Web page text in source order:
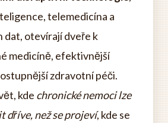
telemedicína a
dat, otevírají dveře k
medicíně, efektivnější
zdravotní péči.
kde chronické nemoci lze
dříve, než se projeví, kde se